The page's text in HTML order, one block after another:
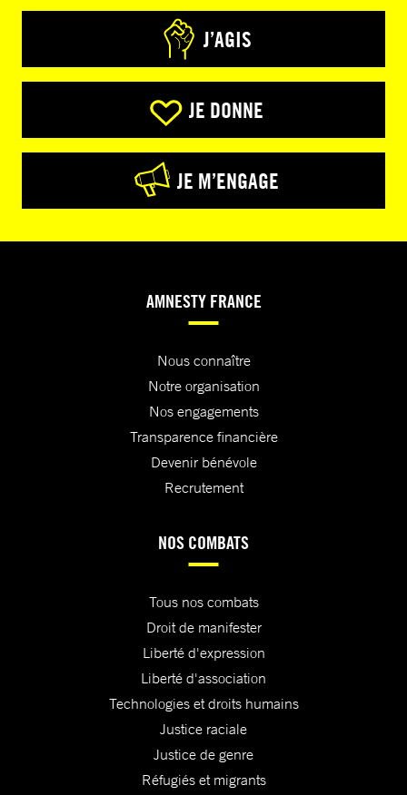
J’AGIS
JE DONNE
JE M’ENGAGE
AMNESTY FRANCE
Nous connaître
Notre organisation
Nos engagements
Transparence financière
Devenir bénévole
Recrutement
NOS COMBATS
Tous nos combats
Droit de manifester
Liberté d'expression
Liberté d'association
Technologies et droits humains
Justice raciale
Justice de genre
Réfugiés et migrants